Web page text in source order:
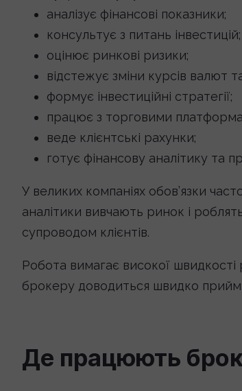
аналізує фінансові показники;
консультує з питань інвестицій;
оцінює ринкові ризики;
відстежує зміни курсів валют
формує інвестиційні стратегії;
працює з торговими
веде клієнтські рахунки;
готує фінансову аналітику та
У великих компаніях обов’язки
аналітики вивчають ринок і
супроводом клієнтів.
Робота вимагає високої швидкості
брокеру доводиться швидко
Де працюють